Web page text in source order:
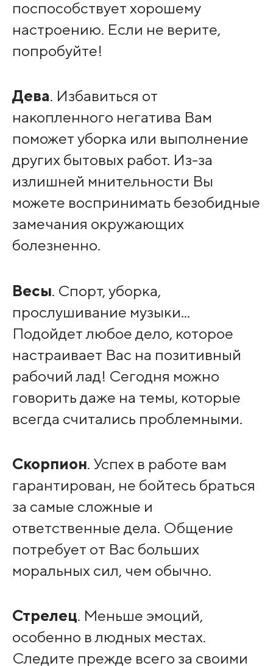
поспособствует хорошему
настроению. Если не верите,
попробуйте!
Дева. Избавиться от
накопленного негатива Вам
поможет уборка или выполнение
других бытовых работ. Из-за
излишней мнительности Вы
можете воспринимать безобидные
замечания окружающих
болезненно.
Весы. Спорт, уборка,
прослушивание музыки...
Подойдет любое дело, которое
настраивает Вас на позитивный
рабочий лад! Сегодня можно
говорить даже на темы, которые
всегда считались проблемными.
Скорпион. Успех в работе вам
гарантирован, не бойтесь браться
за самые сложные и
ответственные дела. Общение
потребует от Вас больших
моральных сил, чем обычно.
Стрелец. Меньше эмоций,
особенно в людных местах.
Следите прежде всего за своими